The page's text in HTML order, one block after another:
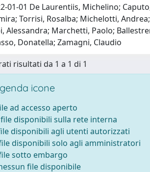
01-01 De Laurentiis, Michelino;
Torrisi, Rosalba; Michelotti,
Alessandra; Marchetti, Paolo;
Donatella; Zamagni, Claudio
risultati da 1 a 1 di 1
icone
ad accesso aperto
file disponibili sulla rete interna
disponibili agli utenti autorizzati
disponibili solo agli amministratori
sotto embargo
file disponibile